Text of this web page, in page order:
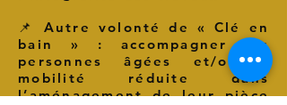
📌 Autre volonté de « Clé en
bain » : accompagner les
personnes âgées et/ou à
mobilité réduite dans
l’aménagement de leur pièce